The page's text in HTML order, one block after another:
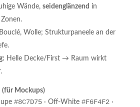
Wände, seidenglänzend in
Wolle; Strukturpaneele an der
Helle Decke/First → Raum wirkt
(für Mockups)
#8C7D75· Off-White #F6F4F2·